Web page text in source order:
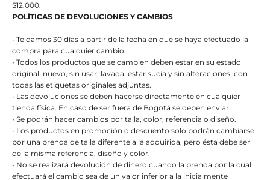
$12.000.
POLÍTICAS DE DEVOLUCIONES Y CAMBIOS
• Te damos 30 días a partir de la fecha en que se haya efectuado la
compra para cualquier cambio.
• Todos los productos que se cambien deben estar en su estado
original: nuevo, sin usar, lavada, estar sucia y sin alteraciones, con
todas las etiquetas originales adjuntas.
• Las devoluciones se deben hacerse directamente en cualquier
tienda física. En caso de ser fuera de Bogotá se deben enviar.
• Se podrán hacer cambios por talla, color, referencia o diseño.
• Los productos en promoción o descuento solo podrán cambiarse
por una prenda de talla diferente a la adquirida, pero ésta debe ser
de la misma referencia, diseño y color.
• No se realizará devolución de dinero cuando la prenda por la cual
efectuará el cambio sea de un valor inferior a la inicialmente